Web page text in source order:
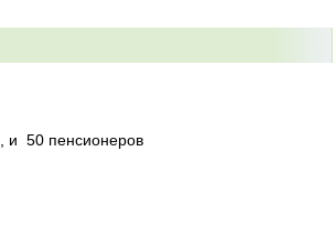
и 50 пенсионеров